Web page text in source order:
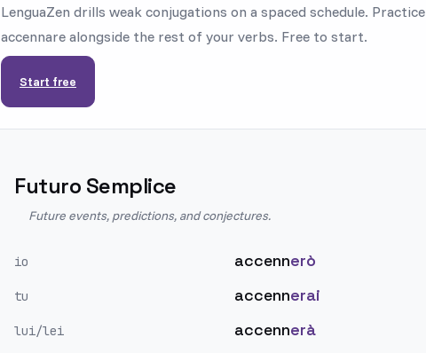
LenguaZen drills weak conjugations on a spaced schedule. Practice
accennare alongside the rest of your verbs. Free to start.
Start free
Futuro Semplice
Future events, predictions, and conjectures.
io accennerò
tu accennerai
lui/lei accennerà